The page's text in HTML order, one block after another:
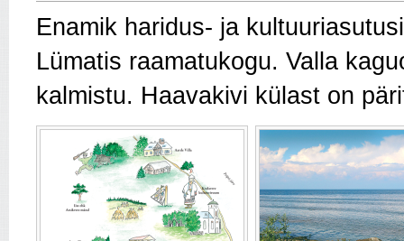
Enamik haridus- ja
Lümatis raamatukogu. Valla
kalmistu. Haavakivi külast on